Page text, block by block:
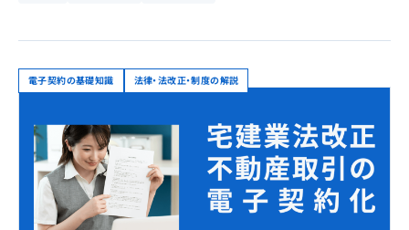
電子契約の基礎知識 法律・法改正・制度の解説